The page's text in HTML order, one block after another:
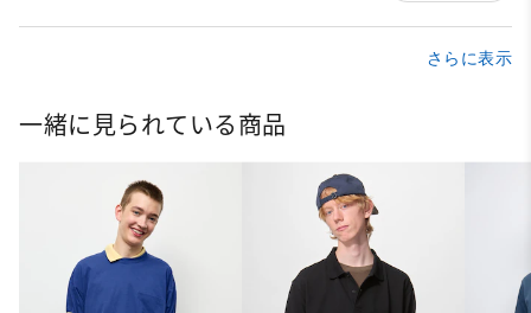
さらに表示
一緒に見られている商品